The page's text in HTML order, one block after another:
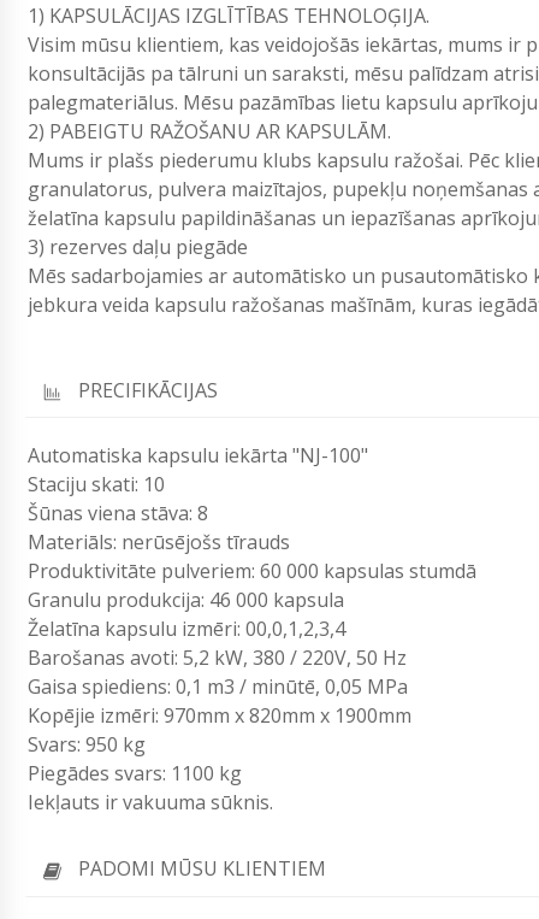
1) KAPSULĀCIJAS IZGLĪTĪBAS TEHNOLOĢIJA.
Visim mūsu klientiem, kas veidojošās iekārtas, mums
konsultācijās pa tālruni un saraksti, mēsu palīdzam
palegmateriālus. Mēsu pazāmības lietu kapsulu
2) PABEIGTU RAŽOŠANU AR KAPSULĀM.
Mums ir plašs piederumu klubs kapsulu ražošai. Pēc
granulatorus, pulvera maizītajos, pupekļu
želatīna kapsulu papildināšanas un iepazīšanas
3) rezerves daļu piegāde
Mēs sadarbojamies ar automātisko un
jebkura veida kapsulu ražošanas mašīnām, kuras
PRECIFIKĀCIJAS
Automatiska kapsulu iekārta "NJ-100"
Staciju skati: 10
Šūnas viena stāva: 8
Materiāls: nerūsējošs tīrauds
Produktivitāte pulveriem: 60 000 kapsulas stumdā
Granulu produkcija: 46 000 kapsula
Želatīna kapsulu izmēri: 00,0,1,2,3,4
Barošanas avoti: 5,2 kW, 380 / 220V, 50 Hz
Gaisa spiediens: 0,1 m3 / minūtē, 0,05 MPa
Kopējie izmēri: 970mm x 820mm x 1900mm
Svars: 950 kg
Piegādes svars: 1100 kg
Iekļauts ir vakuuma sūknis.
PADOMI MŪSU KLIENTIEM